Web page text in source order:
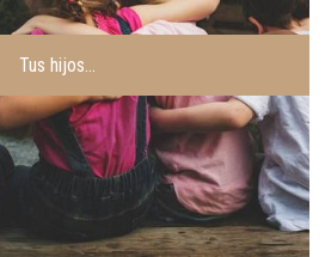
e
Tus hijos…